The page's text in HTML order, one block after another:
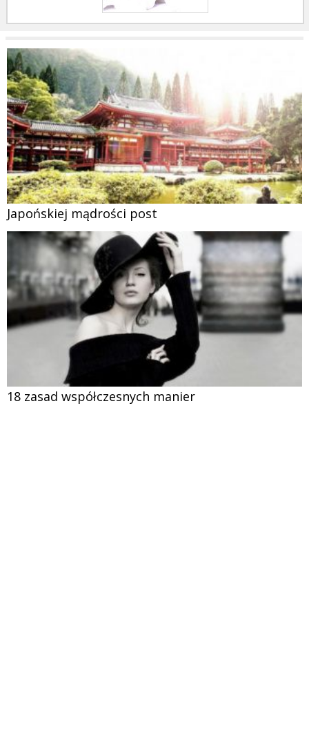
Japońskiej mądrości post
18 zasad współczesnych manier